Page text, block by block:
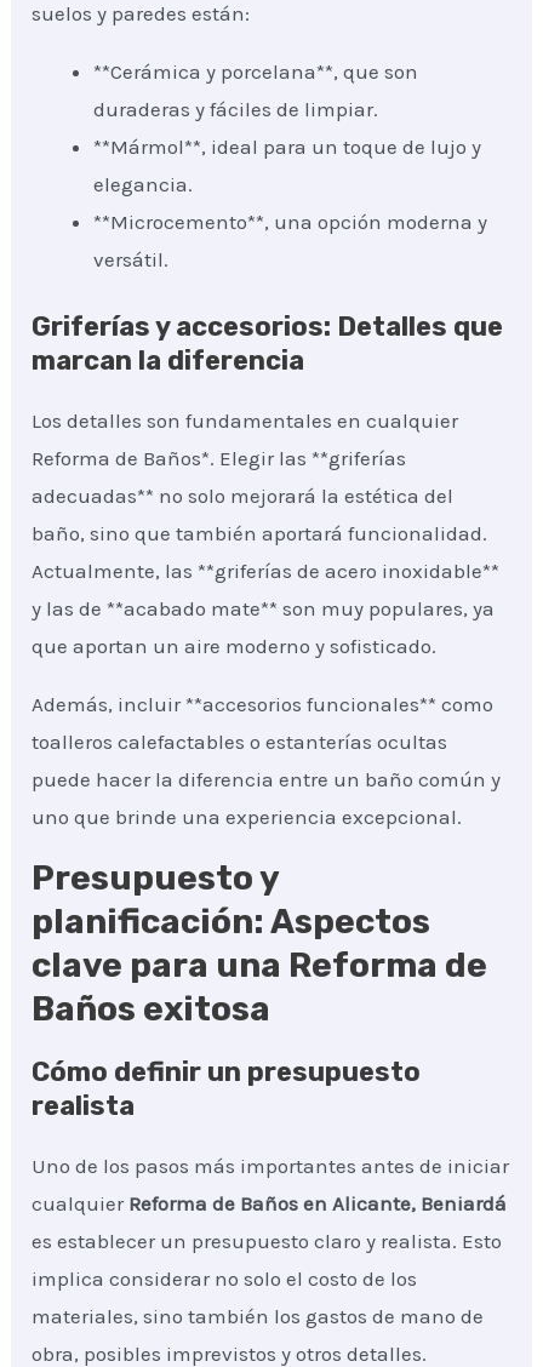
suelos y paredes están:
**Cerámica y porcelana**, que son
duraderas y fáciles de limpiar.
**Mármol**, ideal para un toque de lujo y
elegancia.
**Microcemento**, una opción moderna y
versátil.
Griferías y accesorios: Detalles que
marcan la diferencia
Los detalles son fundamentales en cualquier
Reforma de Baños*. Elegir las **griferías
adecuadas** no solo mejorará la estética del
baño, sino que también aportará funcionalidad.
Actualmente, las **griferías de acero inoxidable**
y las de **acabado mate** son muy populares, ya
que aportan un aire moderno y sofisticado.
Además, incluir **accesorios funcionales** como
toalleros calefactables o estanterías ocultas
puede hacer la diferencia entre un baño común y
uno que brinde una experiencia excepcional.
Presupuesto y
planificación: Aspectos
clave para una Reforma de
Baños exitosa
Cómo definir un presupuesto
realista
Uno de los pasos más importantes antes de iniciar
cualquier Reforma de Baños en Alicante, Beniardá
es establecer un presupuesto claro y realista. Esto
implica considerar no solo el costo de los
materiales, sino también los gastos de mano de
obra, posibles imprevistos y otros detalles.